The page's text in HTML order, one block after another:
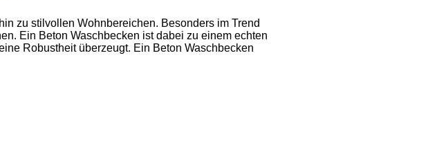
zu stilvollen Wohnbereichen. Besonders im Trend
Ein Beton Waschbecken ist dabei zu einem echten
Robustheit überzeugt. Ein Beton Waschbecken